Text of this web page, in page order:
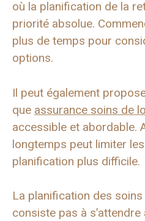
où la planification de la
priorité absolue.
plus de temps pour
options.
Il peut également
que assurance soins de
accessible et abordable.
longtemps peut limiter
planification plus difficile.
La planification des
consiste pas à s’attendre